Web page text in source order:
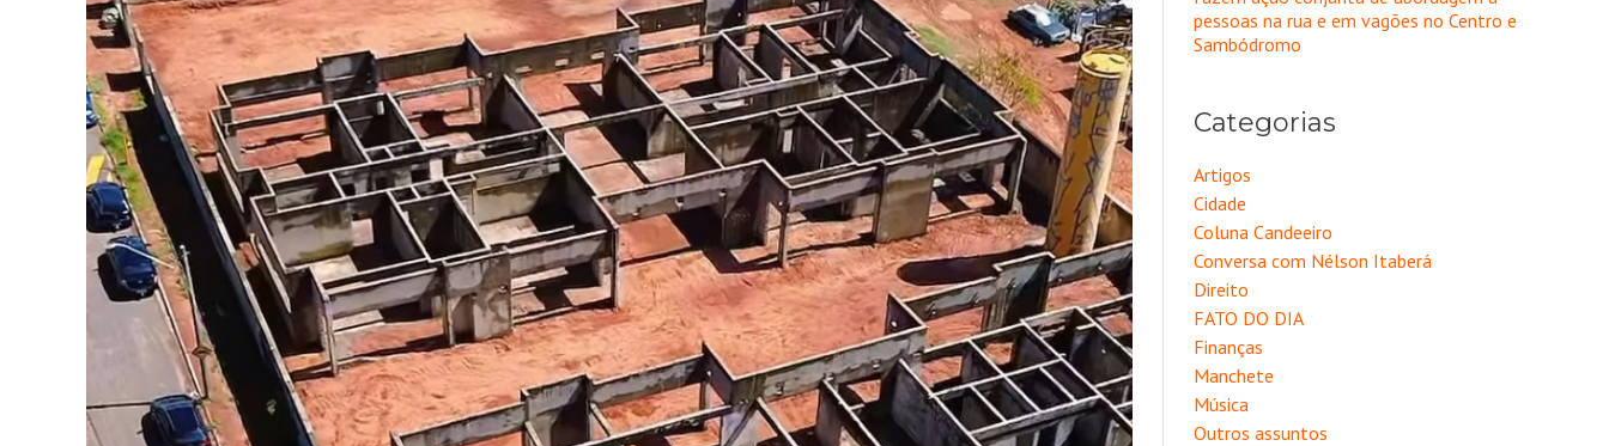
pessoas na rua e em vagões no Centro e
Sambódromo
Categorias
Artigos
Cidade
Coluna Candeeiro
Conversa com Nélson Itaberá
Direito
FATO DO DIA
Finanças
Manchete
Música
Outros assuntos